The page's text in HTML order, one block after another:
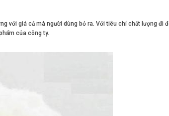
với giá cả mà người dùng bỏ ra. Với tiêu chí chất lượng đi
của công ty.